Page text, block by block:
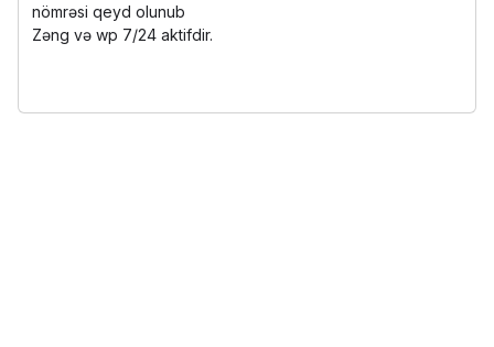
nömrəsi qeyd olunub
Zəng və wp 7/24 aktifdir.